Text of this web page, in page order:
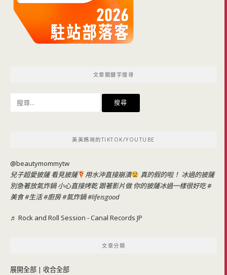
文章關鍵字搜尋
美美媽咪的TIKTOK/YOUTUBE
@beautymommytw
兒子超愛披薩 看見披薩
用水沖直接崩潰
真的假的啦！ 冰過的披薩
別急著放氣炸鍋 小心直接烤乾 跟著影片做 你的披薩冰過一樣很好吃#
美食#生活#廚房#氣炸鍋#lifeisgood
♬ Rock and Roll Session - Canal Records JP
文章分類
展開全部 | 收合全部